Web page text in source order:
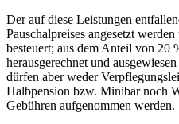
Der auf diese Leistungen
Pauschalpreises angesetzt
besteuert; aus dem Anteil von 20
herausgerechnet und
dürfen aber weder
Halbpension bzw. Minibar noch
Gebühren aufgenommen werden.